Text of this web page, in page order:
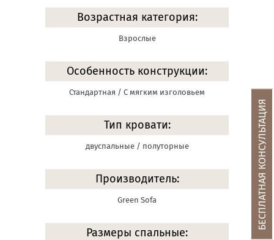
Возрастная категория:
Взрослые
Особенность конструкции:
Стандартная / С мягким изголовьем
Тип кровати:
двуспальные / полуторные
Производитель:
Green Sofa
Размеры спальные:
БЕСПЛАТНАЯ КОНСУЛЬТАЦИЯ